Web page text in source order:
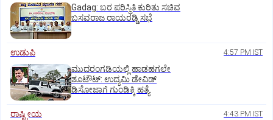
Gadag: ಬರ ಪರಿಸ್ಥಿತಿ ಕುರಿತು ಸಚಿವ
ಬಸವರಾಜ ರಾಯರಡ್ಡಿ ಸಭೆ
ಉಡುಪಿ 4:57 PM IST
ಮುದರಂಗಡಿಯಲ್ಲಿ ಹಾಡಹಗಲೇ
ಶೂಟೌಟ್:‌ ಉದ್ಯಮಿ ಡೇವಿಡ್‌
ಡಿಸೋಜಾಗೆ ಗುಂಡಿಕ್ಕಿ ಹತ್ಯೆ
ರಾಷ್ಟ್ರೀಯ 4:43 PM IST